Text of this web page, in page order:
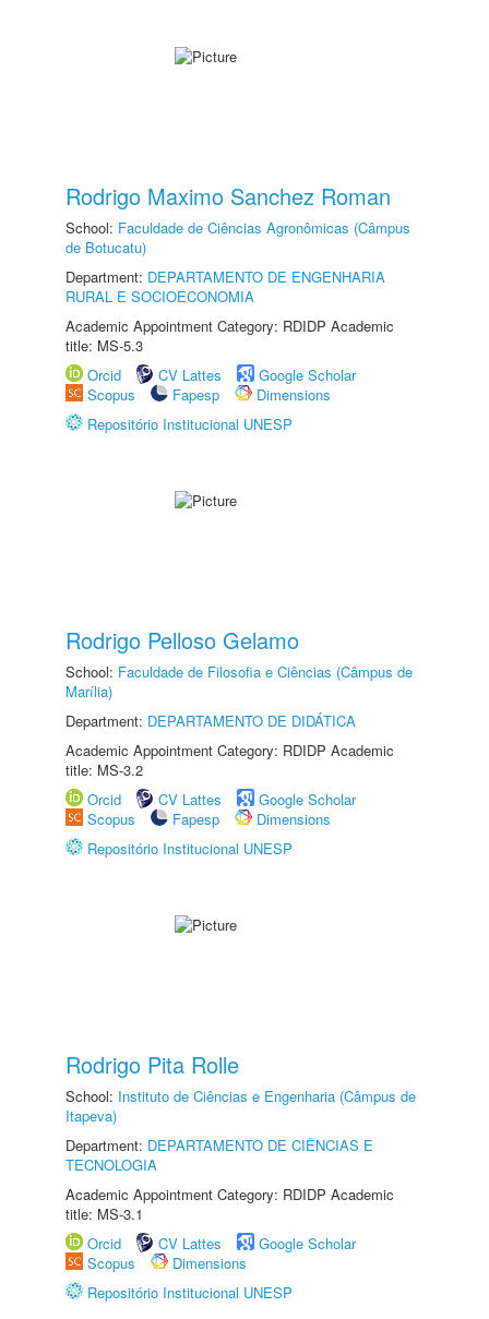
Rodrigo Maximo Sanchez Roman
School: Faculdade de Ciências Agronômicas (Câmpus
de Botucatu)
Department: DEPARTAMENTO DE ENGENHARIA
RURAL E SOCIOECONOMIA
Academic Appointment Category: RDIDP Academic
title: MS-5.3
Orcid
CV Lattes
Google Scholar
Scopus
Fapesp
Dimensions
Repositório Institucional UNESP
Rodrigo Pelloso Gelamo
School: Faculdade de Filosofia e Ciências (Câmpus de
Marília)
Department: DEPARTAMENTO DE DIDÁTICA
Academic Appointment Category: RDIDP Academic
title: MS-3.2
Orcid
CV Lattes
Google Scholar
Scopus
Fapesp
Dimensions
Repositório Institucional UNESP
Rodrigo Pita Rolle
School: Instituto de Ciências e Engenharia (Câmpus de
Itapeva)
Department: DEPARTAMENTO DE CIÊNCIAS E
TECNOLOGIA
Academic Appointment Category: RDIDP Academic
title: MS-3.1
Orcid
CV Lattes
Google Scholar
Scopus
Dimensions
Repositório Institucional UNESP